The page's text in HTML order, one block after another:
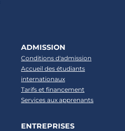
ADMISSION
Conditions d'admission
Accueil des étudiants
internationaux
Tarifs et financement
Services aux apprenants
ENTREPRISES